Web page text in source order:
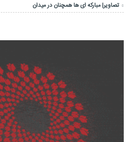
تصاویر| مبارکه ای ها همچنان در میدان